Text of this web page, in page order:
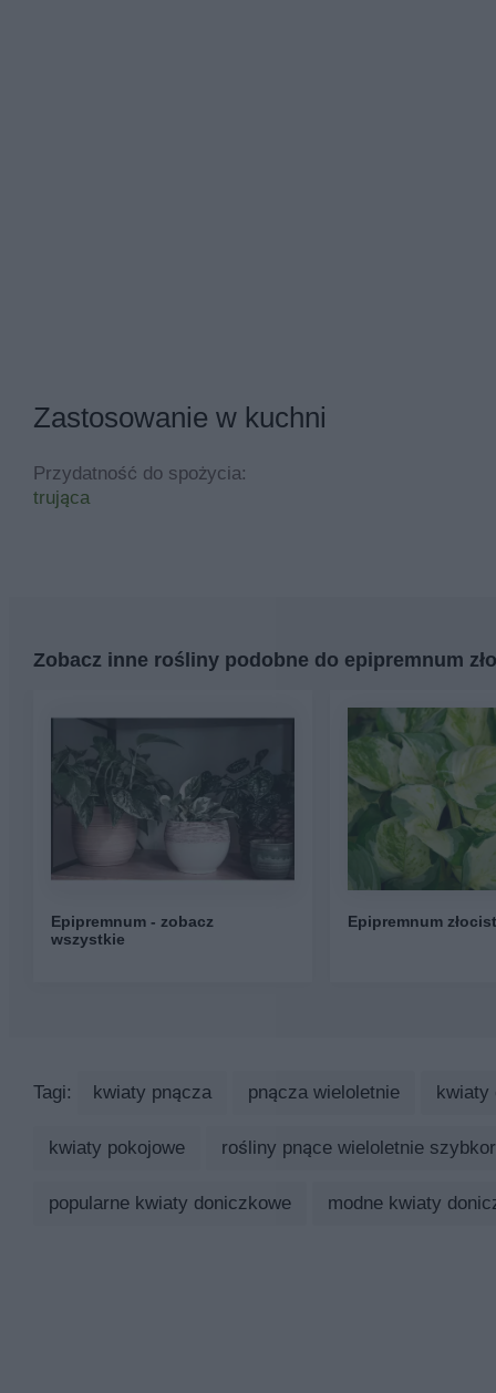
Zastosowanie w kuchni
Przydatność do spożycia:
trująca
Zobacz inne rośliny podobne do epipremnum
Epipremnum - zobacz
wszystkie
Epipremnum
Tagi: kwiaty pnącza pnącza wieloletnie kwiaty
kwiaty pokojowe rośliny pnące wieloletnie
popularne kwiaty doniczkowe modne kwiaty